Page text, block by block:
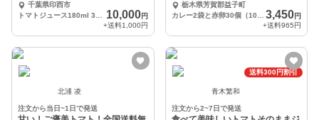
千葉県印西市
10,000円
+送料1,000円
レー2袋のセット
栃木県芳賀郡益子町
3,450円
+送料965円
北浦 凌
注文から当日~1日で発送
送料300円割引
青木繁和
注文から2~7日で発送